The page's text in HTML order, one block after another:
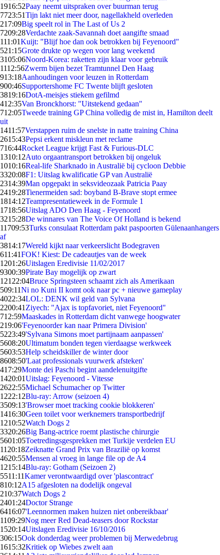
1916:52Paay neemt uitspraken over buurman terug
7723:51Tijn lakt niet meer door, nagellakheld overleden
217:09Big speelt rol in The Last of Us 2
7209:28Verdachte zaak-Savannah doet aangifte smaad
111:01Kuijt: "Blijf hoe dan ook betrokken bij Feyenoord"
521:15Grote drukte op wegen voor lang weekend
3105:06Noord-Korea: raketten zijn klaar voor gebruik
1112:56Zwerm bijen bezet Tramtunnel Den Haag
913:18Aanhoudingen voor leuzen in Rotterdam
900:46Supportershome FC Twente blijft gesloten
3819:16DotA-meisjes stiekem gefilmd
412:35Van Bronckhorst: "Uitstekend gedaan"
712:05Tweede training GP China volledig de mist in, Hamilton deelt
uit
1411:57Verstappen ruim de snelste in natte training China
2615:43Pepsi erkent miskleun met reclame
716:44Rocket League krijgt Fast & Furious-DLC
1310:12Auto orgaantransport betrokken bij ongeluk
1010:16Real-life Sharknado in Australië bij cycloon Debbie
3320:08F1: Uitslag kwalificatie GP van Australië
2314:39Man opgepakt in seksvideozaak Patricia Paay
2419:28Tienermeiden sad: boyband B-Brave stopt ermee
1814:12Teampresentatieweek in de Formule 1
1718:56Uitslag ADO Den Haag - Feyenoord
3215:28De winnares van The Voice Of Holland is bekend
11709:53Turks consulaat Rotterdam pakt paspoorten Gülenaanhangers
af
3814:17Wereld kijkt naar verkeerslicht Bodegraven
611:41FOK! Kiest: De cadeautjes van de week
1201:26Uitslagen Eredivisie 11/02/2017
9300:39Pirate Bay mogelijk op zwart
121 22:04Bruce Springsteen schaamt zich als Amerikaan
509:11Ni no Kuni II komt ook naar pc + nieuwe gameplay
4022:34LOL: DENK wil geld van Sylvana
2200:41 Ziyech: "Ajax is topfavoriet, niet Feyenoord"
712:59Maaskades in Rotterdam dicht vanwege hoogwater
219:06'Feyenoorder kan naar Primera Division'
5223:49'Sylvana Simons moet partijnaam aanpassen'
5608:20Ultimatum bonden tegen vierdaagse werkweek
5603:53Help scheidskiller de winter door
8608:50'Laat professionals vuurwerk afsteken'
417:29Monte dei Paschi begint aandelenuitgifte
1420:01Uitslag: Feyenoord - Vitesse
2622:55Michael Schumacher op Twitter
1222:12Blu-ray: Arrow (seizoen 4)
3509:13'Browser moet tracking cookie blokkeren'
1416:30Geen toilet voor werknemers transportbedrijf
1210:52Watch Dogs 2
3320:26Big Bang-actrice roemt plastische chirurgie
5601:05Toetredingsgesprekken met Turkije verdelen EU
11 20:18Zeiknatte Grand Prix van Brazilië op komst
4620:55Mensen al vroeg in lange file op de A4
1215:14Blu-ray: Gotham (Seizoen 2)
5511:11Kamer verontwaardigd over 'plascontract'
810:12A15 afgesloten na dodelijk ongeval
210:37Watch Dogs 2
2401:24Doctor Strange
6416:07'Leennormen maken huizen niet onbereikbaar'
1109:29Nog meer Red Dead-teasers door Rockstar
1520:14Uitslagen Eredivisie 16/10/2016
306:15Ook donderdag weer problemen bij Merwedebrug
1615:32Kritiek op Wiebes zwelt aan